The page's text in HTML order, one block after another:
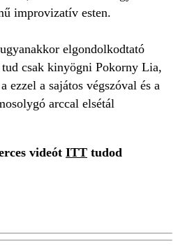
improvizatív esten.
elgondolkodtató
csak kinyögni Pokorny Lia,
ezzel a sajátos végszóval és a
arccal elsétál
videót ITT tudod